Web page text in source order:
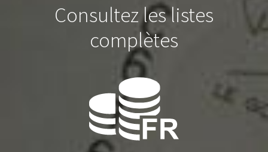
Consultez les listes
complètes